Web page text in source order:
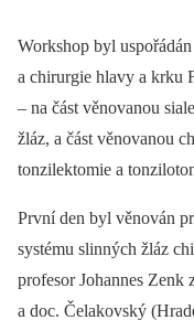
Workshop byl
a chirurgie hlavy a krku
–⁠ na část věnovanou
žláz, a část věnovanou
tonzilektomie a
První den byl věnován
systému slinných žláz
profesor Johannes
a doc. Čelakovský